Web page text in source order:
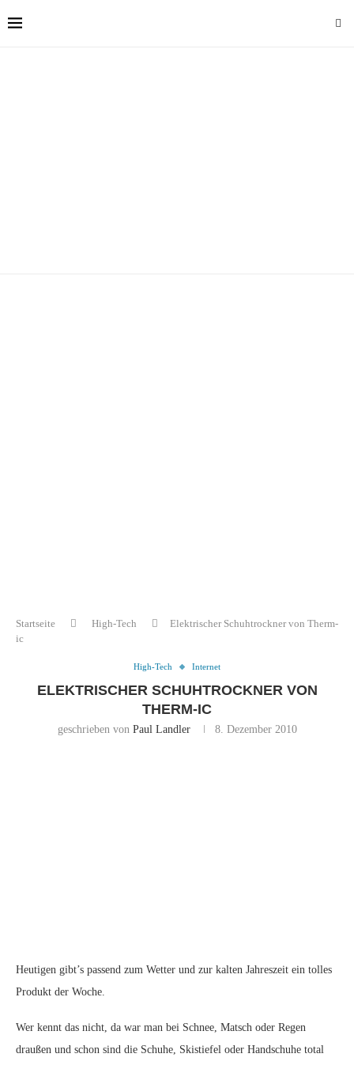
Startseite High-Tech
Elektrischer Schuhtrockner von Therm-
ic
High-Tech Internet
ELEKTRISCHER SCHUHTROCKNER VON
THERM-IC
geschrieben von Paul Landler 8. Dezember 2010
Heutigen gibt’s passend zum Wetter und zur kalten Jahreszeit ein tolles
Produkt der Woche.
Wer kennt das nicht, da war man bei Schnee, Matsch oder Regen
draußen und schon sind die Schuhe, Skistiefel oder Handschuhe total